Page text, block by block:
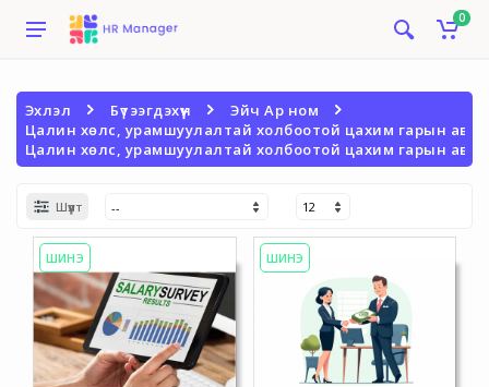
0
Эхлэл Бүтээгдэхүүн
Эйч Ар ном
Цалин хөлс, урамшуулалтай холбоотой цахим гарын
Цалин хөлс, урамшуулалтай холбоотой цахим гарын
Шүүлт
ШИНЭ ШИНЭ